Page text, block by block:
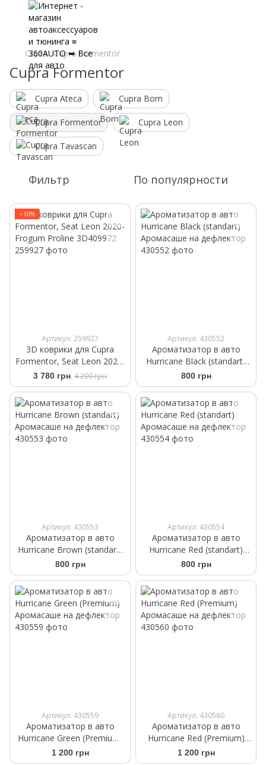
Cupra Cupra Formentor
Cupra Formentor
Cupra Ateca Cupra Born
Cupra Formentor Cupra Leon
Cupra Tavascan
Фильтр По популярности
−10%
Артикул: 259927
3D коврики для Cupra
Formentor, Seat Leon 2020-
Frogum Proline 3D409972
3 780 грн 4 200 грн
Артикул: 430552
Ароматизатор в авто
Hurricane Black (standart)
Аромасаше на дефлектор
800 грн
Артикул: 430553
Ароматизатор в авто
Hurricane Brown (standart)
Аромасаше на дефлектор
800 грн
Артикул: 430554
Ароматизатор в авто
Hurricane Red (standart)
Аромасаше на дефлектор
800 грн
Артикул: 430559
Ароматизатор в авто
Hurricane Green (Premium)
Аромасаше на дефлектор
1 200 грн
Артикул: 430560
Ароматизатор в авто
Hurricane Red (Premium)
Аромасаше на дефлектор
1 200 грн